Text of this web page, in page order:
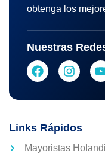
obtenga los
Nuestras
Links Rápidos
Mayoristas